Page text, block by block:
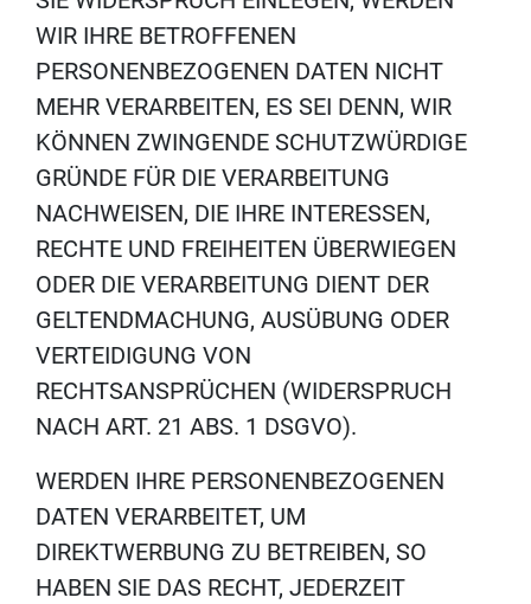
WIR IHRE BETROFFENEN
PERSONENBEZOGENEN DATEN NICHT
MEHR VERARBEITEN, ES SEI DENN, WIR
KÖNNEN ZWINGENDE SCHUTZWÜRDIGE
GRÜNDE FÜR DIE VERARBEITUNG
NACHWEISEN, DIE IHRE INTERESSEN,
RECHTE UND FREIHEITEN ÜBERWIEGEN
ODER DIE VERARBEITUNG DIENT DER
GELTENDMACHUNG, AUSÜBUNG ODER
VERTEIDIGUNG VON
RECHTSANSPRÜCHEN (WIDERSPRUCH
NACH ART. 21 ABS. 1 DSGVO).
WERDEN IHRE PERSONENBEZOGENEN
DATEN VERARBEITET, UM
DIREKTWERBUNG ZU BETREIBEN, SO
HABEN SIE DAS RECHT, JEDERZEIT